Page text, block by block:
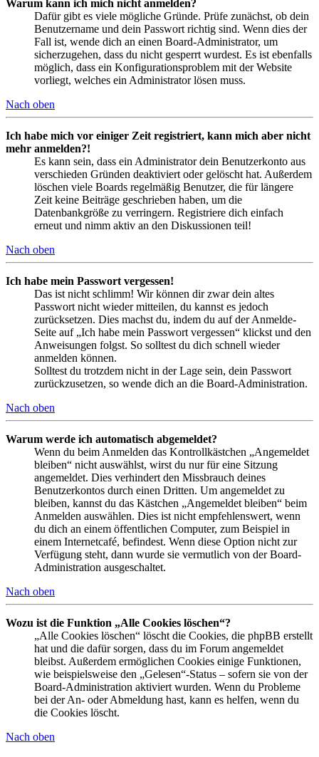
Warum kann ich mich nicht anmelden?
Dafür gibt es viele mögliche Gründe. Prüfe zunächst, ob dein
Benutzername und dein Passwort richtig sind. Wenn dies der
Fall ist, wende dich an einen Board-Administrator, um
sicherzugehen, dass du nicht gesperrt wurdest. Es ist ebenfalls
möglich, dass ein Konfigurationsproblem mit der Website
vorliegt, welches ein Administrator lösen muss.
Nach oben
Ich habe mich vor einiger Zeit registriert, kann mich aber nicht
mehr anmelden?!
Es kann sein, dass ein Administrator dein Benutzerkonto aus
verschieden Gründen deaktiviert oder gelöscht hat. Außerdem
löschen viele Boards regelmäßig Benutzer, die für längere
Zeit keine Beiträge geschrieben haben, um die
Datenbankgröße zu verringern. Registriere dich einfach
erneut und nimm aktiv an den Diskussionen teil!
Nach oben
Ich habe mein Passwort vergessen!
Das ist nicht schlimm! Wir können dir zwar dein altes
Passwort nicht wieder mitteilen, du kannst es jedoch
zurücksetzen. Dies machst du, indem du auf der Anmelde-
Seite auf „Ich habe mein Passwort vergessen“ klickst und den
Anweisungen folgst. So solltest du dich schnell wieder
anmelden können.
Solltest du trotzdem nicht in der Lage sein, dein Passwort
zurückzusetzen, so wende dich an die Board-Administration.
Nach oben
Warum werde ich automatisch abgemeldet?
Wenn du beim Anmelden das Kontrollkästchen „Angemeldet
bleiben“ nicht auswählst, wirst du nur für eine Sitzung
angemeldet. Dies verhindert den Missbrauch deines
Benutzerkontos durch einen Dritten. Um angemeldet zu
bleiben, kannst du das Kästchen „Angemeldet bleiben“ beim
Anmelden auswählen. Dies ist nicht empfehlenswert, wenn
du dich an einem öffentlichen Computer, zum Beispiel in
einem Internetcafé, befindest. Wenn diese Option nicht zur
Verfügung steht, dann wurde sie vermutlich von der Board-
Administration ausgeschaltet.
Nach oben
Wozu ist die Funktion „Alle Cookies löschen“?
„Alle Cookies löschen“ löscht die Cookies, die phpBB erstellt
hat und die dafür sorgen, dass du im Forum angemeldet
bleibst. Außerdem ermöglichen Cookies einige Funktionen,
wie beispielsweise den „Gelesen“-Status – sofern sie von der
Board-Administration aktiviert wurden. Wenn du Probleme
bei der An- oder Abmeldung hast, kann es helfen, wenn du
die Cookies löscht.
Nach oben